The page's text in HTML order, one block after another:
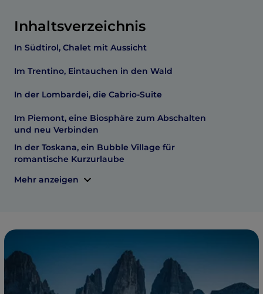
Inhaltsverzeichnis
In Südtirol, Chalet mit Aussicht
Im Trentino, Eintauchen in den Wald
In der Lombardei, die Cabrio-Suite
Im Piemont, eine Biosphäre zum Abschalten
und neu Verbinden
In der Toskana, ein Bubble Village für
romantische Kurzurlaube
Mehr anzeigen